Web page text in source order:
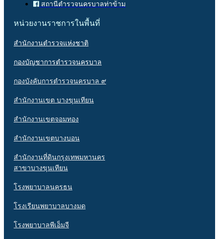
สถานีตำรวจนครบาลท่าข้าม
หน่วยงานราชการในพื้นที่
สำนักงานตำรวจแห่งชาติ
กองบัญชาการตำรวจนครบาล
กองบังคับการตำรวจนครบาล ๙
สำนักงานเขต บางขุนเทียน
สำนักงานเขตจอมทอง
สำนักงานเขตบางบอน
สำนักงานที่ดินกรุงเทพมหานคร
สาขาบางขุนเทียน
โรงพยาบาลนครธน
โรงเรียนพยาบาลบางมด
โรงพยาบาลพีเอ็มจี